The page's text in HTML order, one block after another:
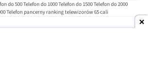
do 500Telefon do 1000Telefon do 1500Telefon do 2000
Telefon pancerny ranking telewizorów 65 cali